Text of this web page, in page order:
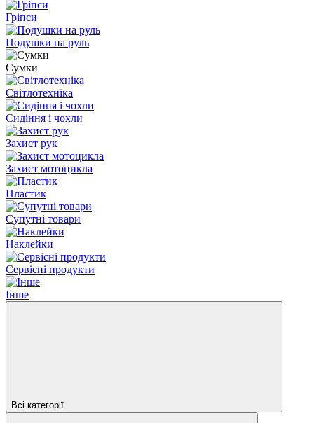
Гріпси
Подушки на руль
Сумки
Світлотехніка
Сидіння і чохли
Захист рук
Захист мотоцикла
Пластик
Супутні товари
Наклейки
Сервісні продукти
Інше
Всі категорії